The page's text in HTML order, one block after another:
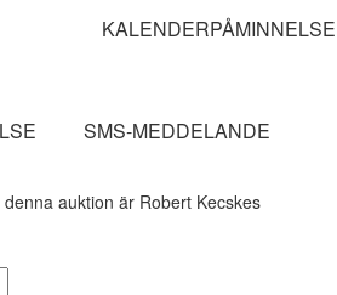
KALENDERPÅMINNELSE
SMS-MEDDELANDE
auktion är Robert Kecskes